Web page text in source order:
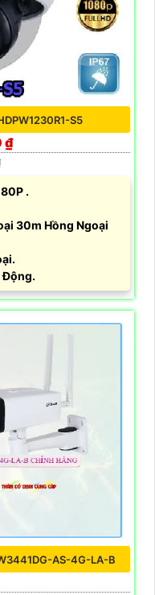
S5
₫
.
30m Hồng Ngoại
Động.
AS-4G-LA-B